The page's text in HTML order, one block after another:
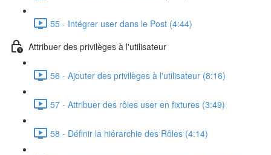
55 - Intégrer user dans le Post (4:44)
Attribuer des privilèges à l'utilisateur
56 - Ajouter des privilèges à l'utilisateur (8:16)
57 - Attribuer des rôles user en fixtures (3:49)
58 - Définir la hiérarchie des Rôles (4:14)